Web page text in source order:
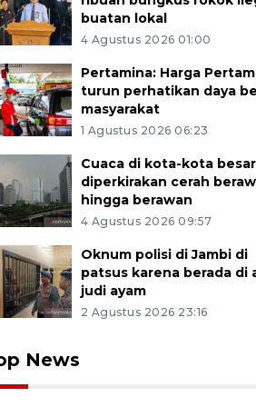
buatan lokal
4 Agustus 2026 01:00
Pertamina: Harga
turun perhatikan daya
masyarakat
1 Agustus 2026 06:23
Cuaca di kota-kota besar
diperkirakan cerah
hingga berawan
4 Agustus 2026 09:57
Oknum polisi di Jambi di
patsus karena berada di
judi ayam
2 Agustus 2026 23:16
News